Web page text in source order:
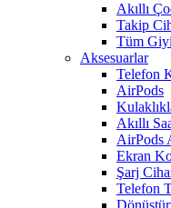
Akıllı
Takip
Tüm
Aksesuarlar
Telefon
AirPods
Akıllı
AirPods
Ekran
Şarj
Telefon